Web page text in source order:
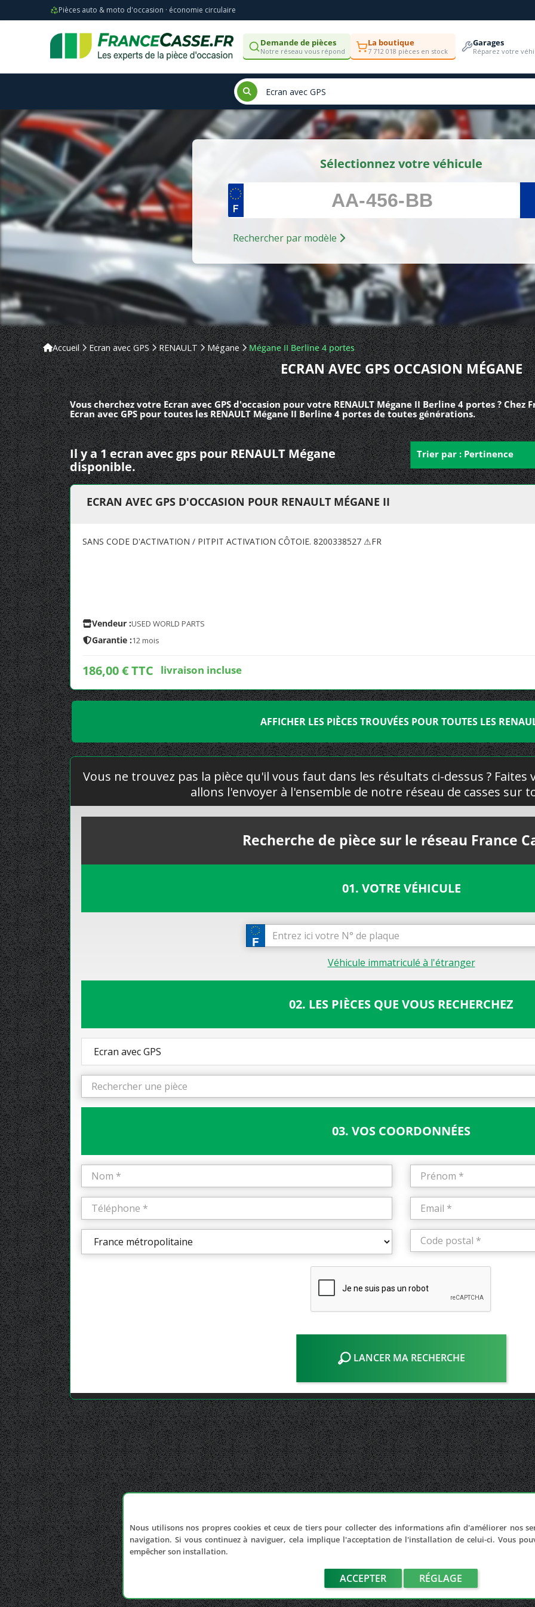
Pièces auto & moto d'occasion · économie circulaire
Demande de pièces
Notre réseau vous répond
La boutique
7 712 018 pièces en stock
Garages
Réparez votre
Sélectionnez votre véhicule
Rechercher par modèle
Accueil Ecran avec GPS RENAULT Mégane Mégane II Berline 4 portes
ECRAN AVEC GPS OCCASION MÉGANE
Vous cherchez votre Ecran avec GPS d'occasion pour votre RENAULT Mégane II Berline 4 portes ? Chez
Ecran avec GPS pour toutes les RENAULT Mégane II Berline 4 portes de toutes générations.
Il y a 1 ecran avec gps pour RENAULT Mégane
disponible.
Trier par : Pertinence
ECRAN AVEC GPS D'OCCASION POUR RENAULT MÉGANE II
SANS CODE D'ACTIVATION / PITPIT ACTIVATION CÔTOIE. 8200338527 ⚠FR
Vendeur :USED WORLD PARTS
Garantie :12 mois
186,00 € TTC livraison incluse
AFFICHER LES PIÈCES TROUVÉES POUR TOUTES LES
Vous ne trouvez pas la pièce qu'il vous faut dans les résultats ci-dessus ? Faites
allons l'envoyer à l'ensemble de notre réseau de casses sur
Recherche de pièce sur le réseau France
01. VOTRE VÉHICULE
Véhicule immatriculé à l'étranger
02. LES PIÈCES QUE VOUS RECHERCHEZ
Ecran avec GPS
03. VOS COORDONNÉES
LANCER MA RECHERCHE
Nous utilisons nos propres cookies et ceux de tiers pour collecter des informations afin d'améliorer nos
navigation. Si vous continuez à naviguer, cela implique l'acceptation de l'installation de celui-ci. Vous
empêcher son installation.
ACCEPTER RÉGLAGE